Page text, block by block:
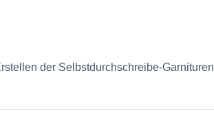
der Selbstdurchschreibe-Garnituren